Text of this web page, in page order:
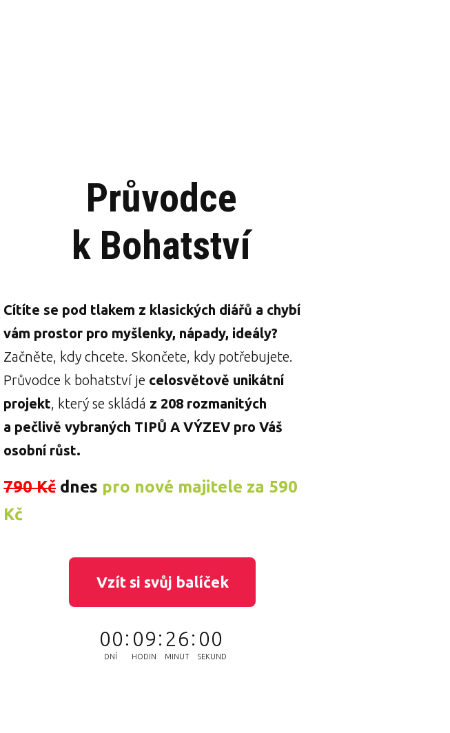
Průvodce
k Bohatství
Cítíte se pod tlakem z klasických diářů a chybí
vám prostor pro myšlenky, nápady, ideály?
Začněte, kdy chcete. Skončete, kdy potřebujete.
Průvodce k bohatství je celosvětově unikátní
projekt , který se skládá z 208 rozmanitých
a pečlivě vybraných TIPŮ A VÝZEV pro Váš
osobní růst.
790 Kč dnes pro nové majitele za 590
Kč
Vzít si svůj balíček
00
DNÍ
09
HODIN
25
MINUT
59
SEKUND